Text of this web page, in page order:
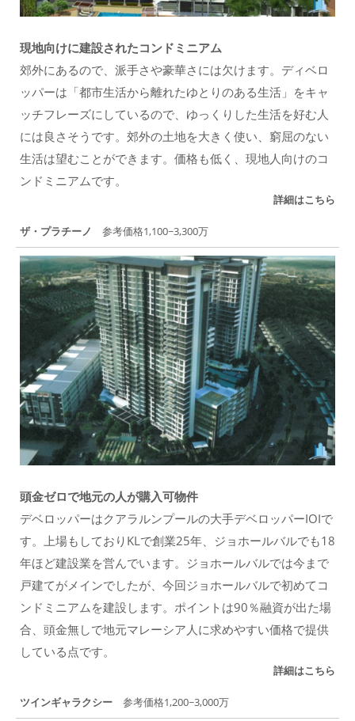
現地向けに建設されたコンドミニアム
郊外にあるので、派手さや豪華さには欠けます。ディベロ
ッパーは「都市生活から離れたゆとりのある生活」をキャ
ッチフレーズにしているので、ゆっくりした生活を好む人
には良さそうです。郊外の土地を大きく使い、窮屈のない
生活は望むことができます。価格も低く、現地人向けのコ
ンドミニアムです。
詳細はこちら
ザ・プラチーノ 参考価格1,100~3,300万
頭金ゼロで地元の人が購入可物件
デベロッパーはクアラルンプールの大手デベロッパーIOIで
す。上場もしておりKLで創業25年、ジョホールバルでも18
年ほど建設業を営んでいます。ジョホールバルでは今まで
戸建てがメインでしたが、今回ジョホールバルで初めてコ
ンドミニアムを建設します。ポイントは90％融資が出た場
合、頭金無しで地元マレーシア人に求めやすい価格で提供
している点です。
詳細はこちら
ツインギャラクシー 参考価格1,200~3,000万